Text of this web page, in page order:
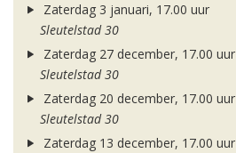
Zaterdag 3 januari, 17.00 uur
Sleutelstad 30
Zaterdag 27 december, 17.00 uur
Sleutelstad 30
Zaterdag 20 december, 17.00 uur
Sleutelstad 30
Zaterdag 13 december, 17.00 uur